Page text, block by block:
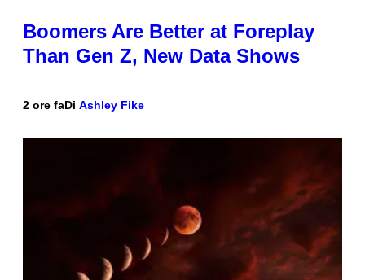
Boomers Are Better at Foreplay
Than Gen Z, New Data Shows
2 ore faDi Ashley Fike